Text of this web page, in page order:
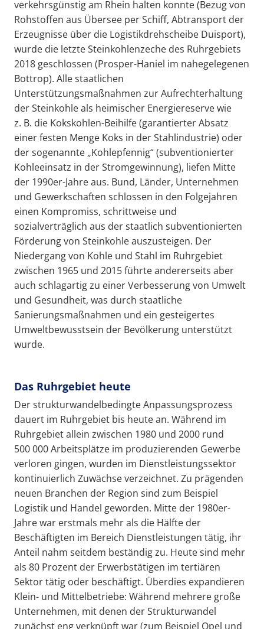
verkehrsgünstig am Rhein halten konnte (Bezug von
Rohstoffen aus Übersee per Schiff, Abtransport der
Erzeugnisse über die Logistikdrehscheibe Duisport),
wurde die letzte Steinkohlenzeche des Ruhrgebiets
2018 geschlossen (Prosper-Haniel im nahegelegenen
Bottrop). Alle staatlichen
Unterstützungsmaßnahmen zur Aufrechterhaltung
der Steinkohle als heimischer Energiereserve wie
z. B. die Kokskohlen-Beihilfe (garantierter Absatz
einer festen Menge Koks in der Stahlindustrie) oder
der sogenannte „Kohlepfennig“ (subventionierter
Kohleeinsatz in der Stromgewinnung), liefen Mitte
der 1990er-Jahre aus. Bund, Länder, Unternehmen
und Gewerkschaften schlossen in den Folgejahren
einen Kompromiss, schrittweise und
sozialverträglich aus der staatlich subventionierten
Förderung von Steinkohle auszusteigen. Der
Niedergang von Kohle und Stahl im Ruhrgebiet
zwischen 1965 und 2015 führte andererseits aber
auch schlagartig zu einer Verbesserung von Umwelt
und Gesundheit, was durch staatliche
Sanierungsmaßnahmen und ein gesteigertes
Umweltbewusstsein der Bevölkerung unterstützt
wurde.
Das Ruhrgebiet heute
Der strukturwandelbedingte Anpassungsprozess
dauert im Ruhrgebiet bis heute an. Während im
Ruhrgebiet allein zwischen 1980 und 2000 rund
500 000 Arbeitsplätze im produzierenden Gewerbe
verloren gingen, wurden im Dienstleistungssektor
kontinuierlich Zuwächse verzeichnet. Zu prägenden
neuen Branchen der Region sind zum Beispiel
Logistik und Handel geworden. Mitte der 1980er-
Jahre war erstmals mehr als die Hälfte der
Beschäftigten im Bereich Dienstleistungen tätig, ihr
Anteil nahm seitdem beständig zu. Heute sind mehr
als 80 Prozent der Erwerbstätigen im tertiären
Sektor tätig oder beschäftigt. Überdies expandieren
Klein- und Mittelbetriebe: Während mehrere große
Unternehmen, mit denen der Strukturwandel
zunächst eng verknüpft war (zum Beispiel Opel und